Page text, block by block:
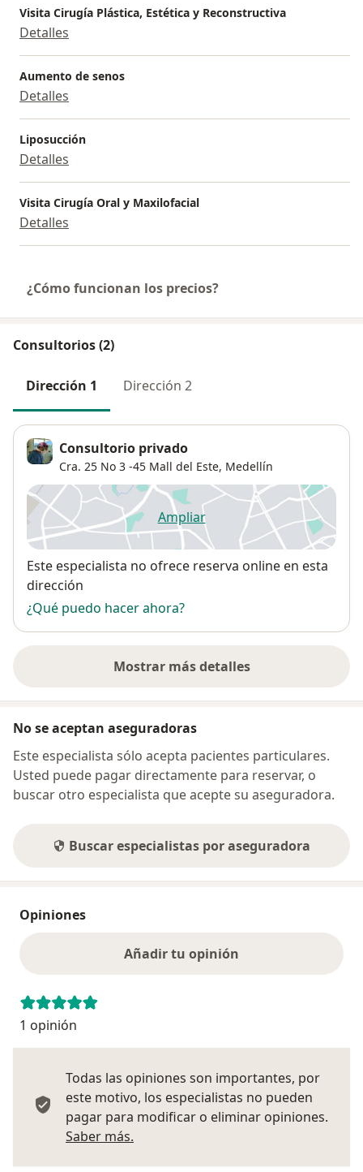
Visita Cirugía Plástica, Estética y Reconstructiva
Detalles
Aumento de senos
Detalles
Liposucción
Detalles
Visita Cirugía Oral y Maxilofacial
Detalles
¿Cómo funcionan los precios?
Consultorios (2)
Dirección 1 Dirección 2
Consultorio privado
Cra. 25 No 3 -45 Mall del Este, Medellín
Ampliarse abre en una nueva
Disponibilidad
Este especialista no ofrece reserva online en esta
dirección
¿Qué puedo hacer ahora?
Mostrar más detalles
sobre la dirección
No se aceptan aseguradoras
Este especialista sólo acepta pacientes particulares.
Usted puede pagar directamente para reservar, o
buscar otro especialista que acepte su aseguradora.
Buscar especialistas por aseguradora
Opiniones
Añadir tu opinión
1 opinión
Todas las opiniones son importantes, por
este motivo, los especialistas no pueden
pagar para modificar o eliminar opiniones.
Saber más.